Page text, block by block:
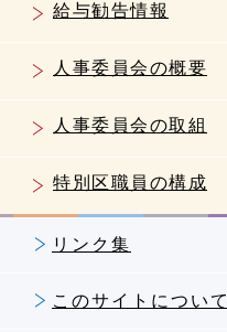
給与勧告情報
人事委員会の概要
人事委員会の取組
特別区職員の構成
リンク集
このサイトについて